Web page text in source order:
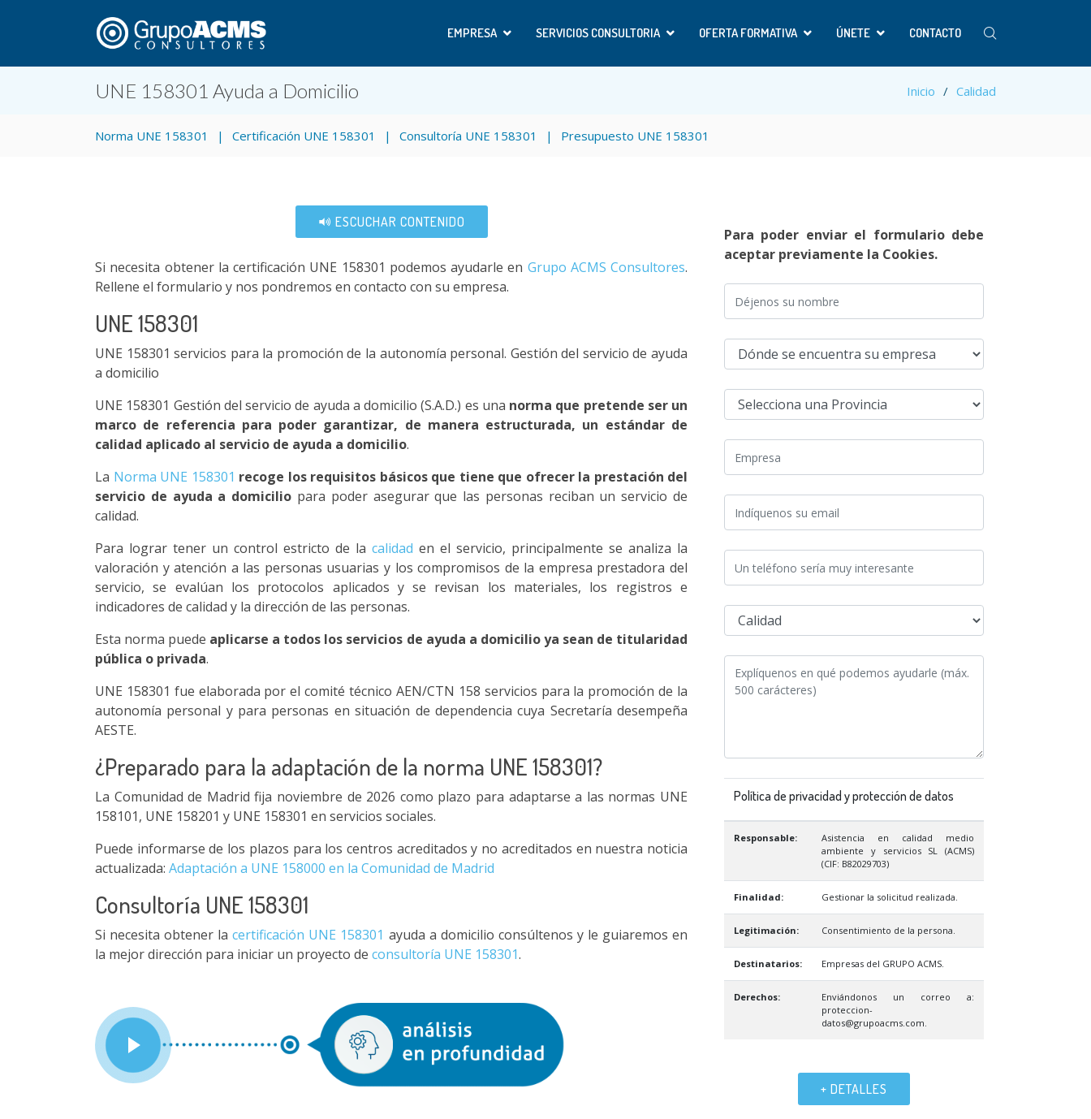
EMPRESA SERVICIOS CONSULTORIA OFERTA FORMATIVA ÚNETE CONTACTO
UNE 158301 Ayuda a Domicilio Inicio Calidad
Norma UNE 158301 Certificación UNE 158301 Consultoría UNE 158301 Presupuesto UNE 158301
ESCUCHAR CONTENIDO
Si necesita obtener la certificación UNE 158301 podemos ayudarle en Grupo ACMS Consultores.
Rellene el formulario y nos pondremos en contacto con su empresa.
UNE 158301
UNE 158301 servicios para la promoción de la autonomía personal. Gestión del servicio de ayuda
a domicilio
UNE 158301 Gestión del servicio de ayuda a domicilio (S.A.D.) es una norma que pretende ser un
marco de referencia para poder garantizar, de manera estructurada, un estándar de
calidad aplicado al servicio de ayuda a domicilio.
La Norma UNE 158301 recoge los requisitos básicos que tiene que ofrecer la prestación del
servicio de ayuda a domicilio para poder asegurar que las personas reciban un servicio de
calidad.
Para lograr tener un control estricto de la calidad en el servicio, principalmente se analiza la
valoración y atención a las personas usuarias y los compromisos de la empresa prestadora del
servicio, se evalúan los protocolos aplicados y se revisan los materiales, los registros e
indicadores de calidad y la dirección de las personas.
Esta norma puede aplicarse a todos los servicios de ayuda a domicilio ya sean de titularidad
pública o privada.
UNE 158301 fue elaborada por el comité técnico AEN/CTN 158 servicios para la promoción de la
autonomía personal y para personas en situación de dependencia cuya Secretaría desempeña
AESTE.
¿Preparado para la adaptación de la norma UNE 158301?
La Comunidad de Madrid fija noviembre de 2026 como plazo para adaptarse a las normas UNE
158101, UNE 158201 y UNE 158301 en servicios sociales.
Puede informarse de los plazos para los centros acreditados y no acreditados en nuestra noticia
actualizada: Adaptación a UNE 158000 en la Comunidad de Madrid
Consultoría UNE 158301
Si necesita obtener lacertificación UNE 158301 ayuda a domicilio consúltenos y le guiaremos en
la mejor dirección para iniciar un proyecto de consultoría UNE 158301.
Para poder enviar el formulario debe
aceptar previamente la Cookies.
Política de privacidad y protección de datos
Responsable:
Asistencia en calidad medio
ambiente y servicios SL (ACMS)
(CIF: B82029703)
Finalidad: Gestionar la solicitud realizada.
Legitimación: Consentimiento de la persona.
Destinatarios: Empresas del GRUPO ACMS.
Derechos:
Enviándonos un correo a:
proteccion-
datos@grupoacms.com.
+ DETALLES